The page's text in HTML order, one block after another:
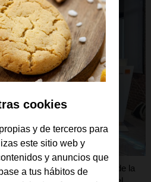
sociales, miembros de la
cookies
y de terceros para
este sitio web y
y anuncios que
a tus hábitos de